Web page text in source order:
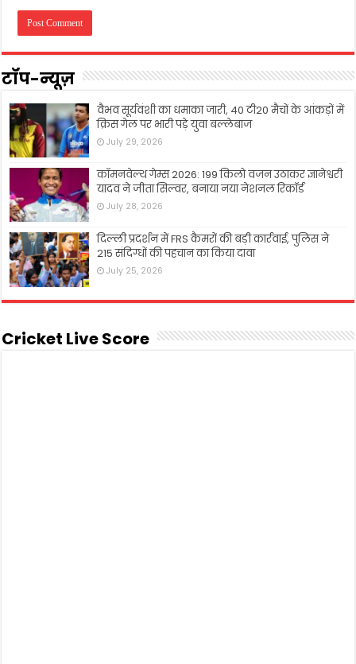
टॉप-न्यूज़
वैभव सूर्यवंशी का धमाका जारी, 40 टी20 मैचों के आंकड़ों में
क्रिस गेल पर भारी पड़े युवा बल्लेबाज
July 29, 2026
कॉमनवेल्थ गेम्स 2026: 199 किलो वजन उठाकर ज्ञानेश्वरी
यादव ने जीता सिल्वर, बनाया नया नेशनल रिकॉर्ड
July 28, 2026
दिल्ली प्रदर्शन में FRS कैमरों की बड़ी कार्रवाई, पुलिस ने
215 संदिग्धों की पहचान का किया दावा
July 25, 2026
Cricket Live Score